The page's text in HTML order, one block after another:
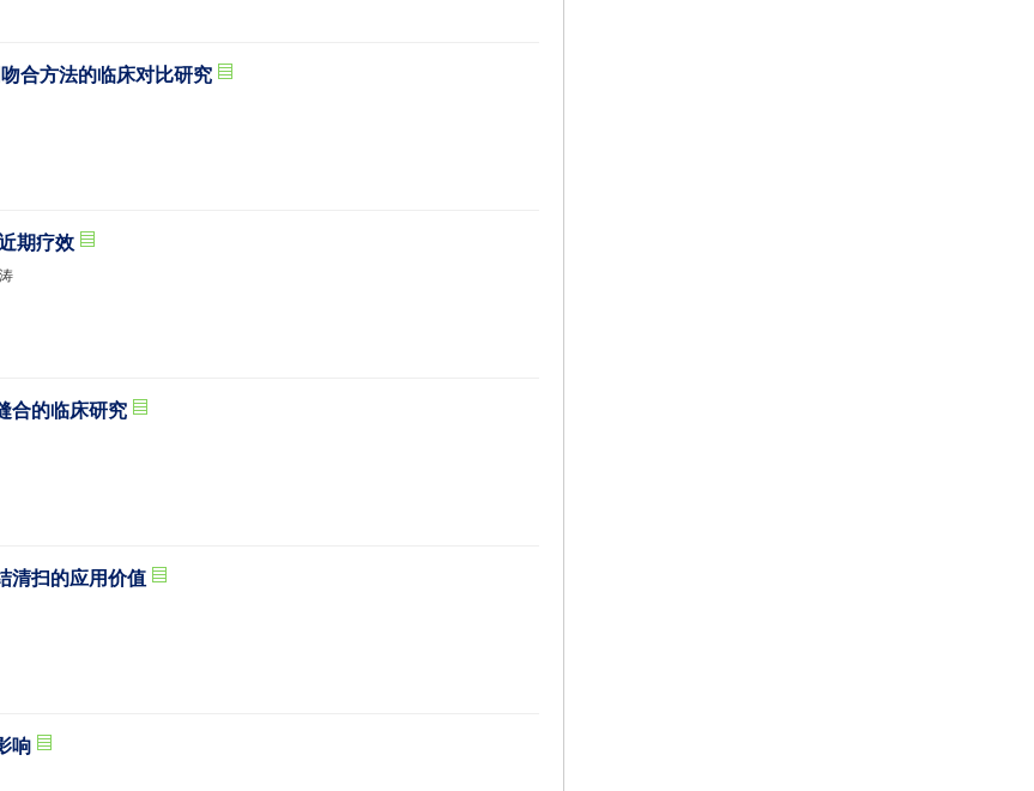
合方法的临床对比研究
期疗效
合的临床研究
清扫的应用价值
响